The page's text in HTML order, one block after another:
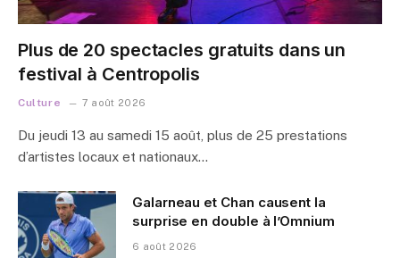
Plus de 20 spectacles gratuits dans un
festival à Centropolis
Culture 7 août 2026
Du jeudi 13 au samedi 15 août, plus de 25 prestations
d’artistes locaux et nationaux…
Galarneau et Chan causent la
surprise en double à l’Omnium
6 août 2026